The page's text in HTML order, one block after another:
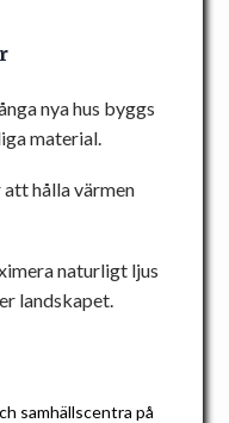
nya hus byggs
material.
hålla värmen
naturligt ljus
landskapet.
samhällscentra på